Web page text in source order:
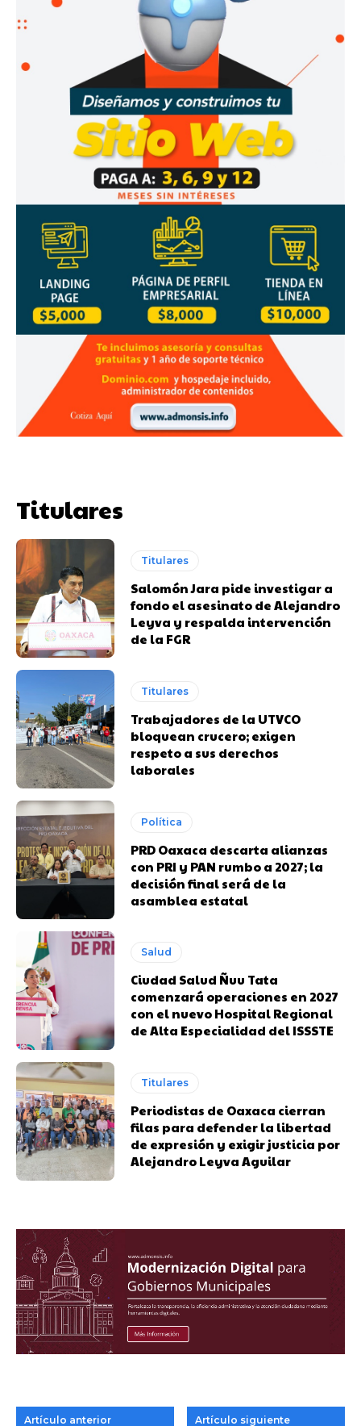
Titulares
Titulares
Salomón Jara pide investigar a
fondo el asesinato de Alejandro
Leyva y respalda intervención
de la FGR
Titulares
Trabajadores de la UTVCO
bloquean crucero; exigen
respeto a sus derechos
laborales
Política
PRD Oaxaca descarta alianzas
con PRI y PAN rumbo a 2027; la
decisión final será de la
asamblea estatal
Salud
Ciudad Salud Ñuu Tata
comenzará operaciones en 2027
con el nuevo Hospital Regional
de Alta Especialidad del ISSSTE
Titulares
Periodistas de Oaxaca cierran
filas para defender la libertad
de expresión y exigir justicia por
Alejandro Leyva Aguilar
Artículo anterior Artículo siguiente